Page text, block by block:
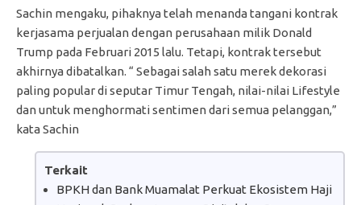
Sachin mengaku, pihaknya telah menanda tangani kontrak
kerjasama perjualan dengan perusahaan milik Donald
Trump pada Februari 2015 lalu. Tetapi, kontrak tersebut
akhirnya dibatalkan. “ Sebagai salah satu merek dekorasi
paling popular di seputar Timur Tengah, nilai-nilai Lifestyle
dan untuk menghormati sentimen dari semua pelanggan,”
kata Sachin
Terkait
BPKH dan Bank Muamalat Perkuat Ekosistem Haji